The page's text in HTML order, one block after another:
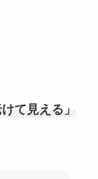
て見える」